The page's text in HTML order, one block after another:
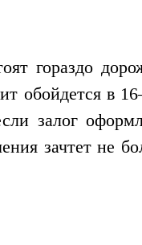
гораздо
обойдется в
залог
зачтет не